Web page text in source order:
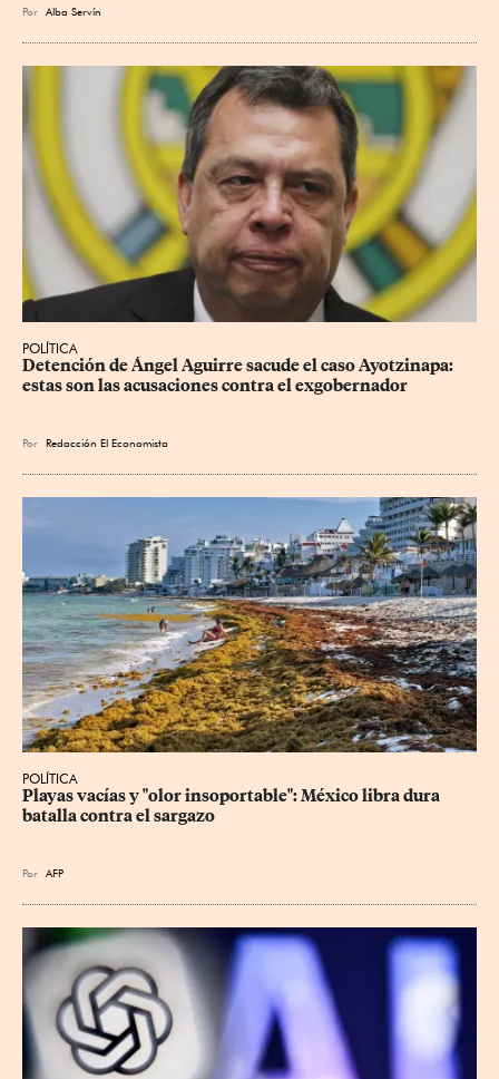
Por Alba Servín
POLÍTICA
Detención de Ángel Aguirre sacude el caso Ayotzinapa:
estas son las acusaciones contra el exgobernador
Por Redacción El Economista
POLÍTICA
Playas vacías y "olor insoportable": México libra dura
batalla contra el sargazo
Por AFP